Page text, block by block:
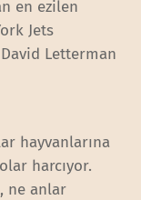
en ezilen
Jets
David Letterman
hayvanlarına
harcıyor.
ne anlar